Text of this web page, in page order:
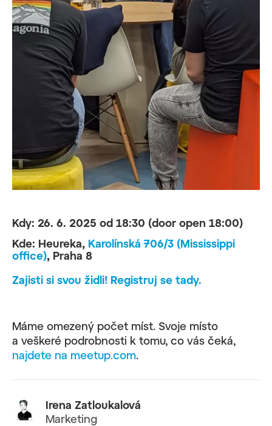
Kdy: 26. 6. 2025 od 18:30 (door open 18:00)
Kde: Heureka, Karolínská 706/3 (Mississippi
office), Praha 8
Zajisti si svou židli! Registruj se tady.
Máme omezený počet míst. Svoje místo
a veškeré podrobnosti k tomu, co vás čeká,
najdete na meetup.com.
Irena Zatloukalová
Marketing